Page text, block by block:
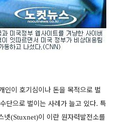
인이 호기심이나 돈을 목적으로 벌
단으로 벌이는 사례가 늘고 있다. 특
넷(Stuxnet)이 이란 원자력발전소를